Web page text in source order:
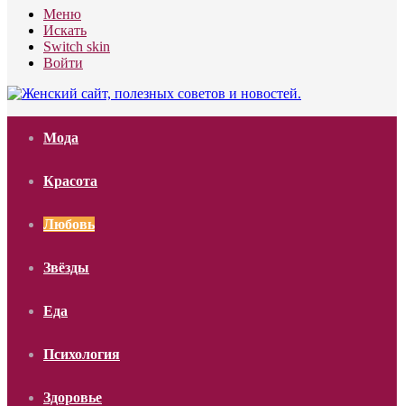
Меню
Искать
Switch skin
Войти
Мода
Красота
Любовь
Звёзды
Еда
Психология
Здоровье